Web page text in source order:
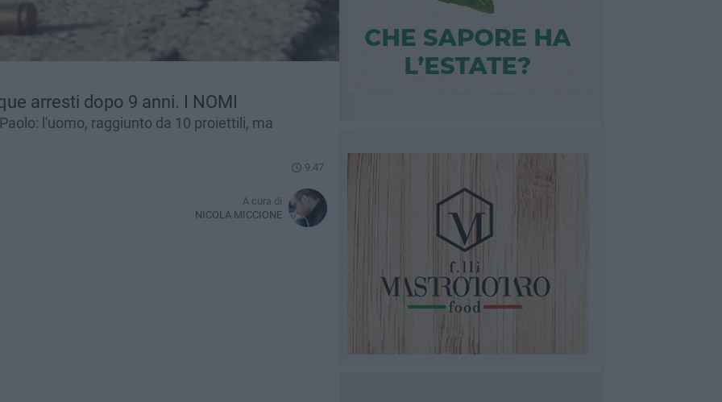
arresti dopo 9 anni. I NOMI
l'uomo, raggiunto da 10 proiettili, ma
9.47
A cura di
NICOLA MICCIONE